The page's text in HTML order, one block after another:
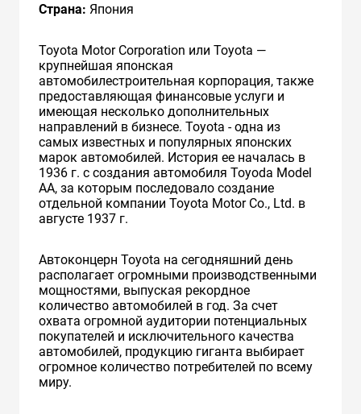
Страна: Япония
Toyota Motor Corporation или Toyota —
крупнейшая японская
автомобилестроительная корпорация, также
предоставляющая финансовые услуги и
имеющая несколько дополнительных
направлений в бизнесе. Toyota - одна из
самых известных и популярных японских
марок автомобилей. История ее началась в
1936 г. с создания автомобиля Toyoda Model
AA, за которым последовало создание
отдельной компании Toyota Motor Co., Ltd. в
августе 1937 г.
Автоконцерн Toyota на сегодняшний день
располагает огромными производственными
мощностями, выпуская рекордное
количество автомобилей в год. За счет
охвата огромной аудитории потенциальных
покупателей и исключительного качества
автомобилей, продукцию гиганта выбирает
огромное количество потребителей по всему
миру.